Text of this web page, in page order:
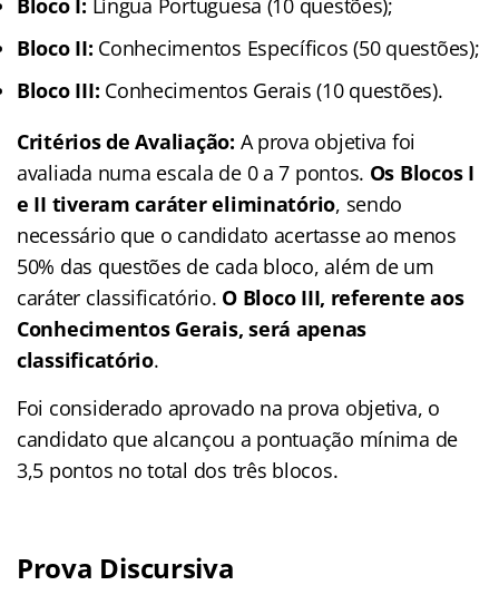
Bloco I: Língua Portuguesa (10 questões);
Bloco II: Conhecimentos Específicos (50 questões);
Bloco III: Conhecimentos Gerais (10 questões).
Critérios de Avaliação: A prova objetiva foi
avaliada numa escala de 0 a 7 pontos. Os Blocos I
e II tiveram caráter eliminatório, sendo
necessário que o candidato acertasse ao menos
50% das questões de cada bloco, além de um
caráter classificatório. O Bloco III, referente aos
Conhecimentos Gerais, será apenas
classificatório.
Foi considerado aprovado na prova objetiva, o
candidato que alcançou a pontuação mínima de
3,5 pontos no total dos três blocos.
Prova Discursiva